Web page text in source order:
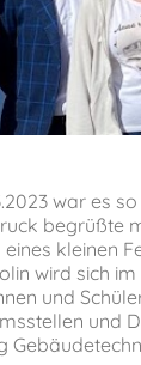
war es
begrüßte
eines kleinen
wird sich
und
und